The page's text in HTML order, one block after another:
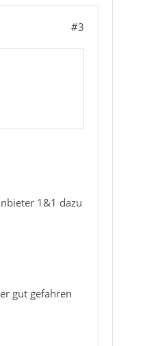
#3
1&1 dazu
gut gefahren